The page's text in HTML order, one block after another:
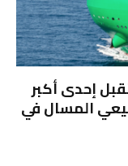
إحدى أكبر
المسال في